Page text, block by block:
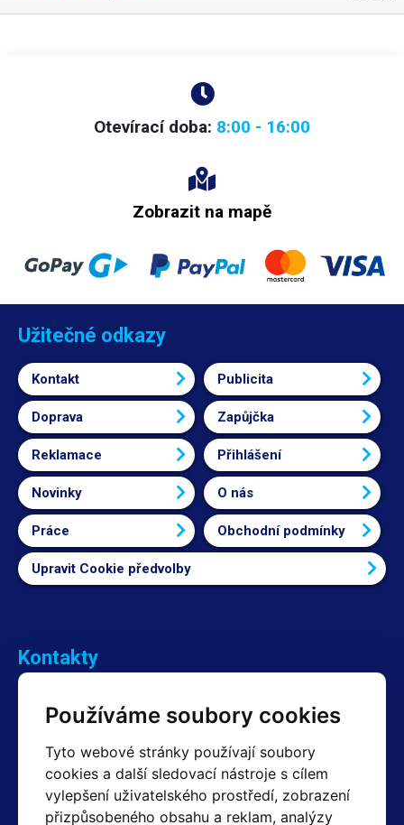
Používáme soubory cookies
Tyto webové stránky používají soubory
cookies a další sledovací nástroje s cílem
vylepšení uživatelského prostředí, zobrazení
přizpůsobeného obsahu a reklam, analýzy
Otevírací doba: 8:00 - 16:00
Zobrazit na mapě
Užitečné odkazy
Kontakt Publicita
Doprava Zapůjčka
Reklamace Přihlášení
Novinky O nás
Práce Obchodní podmínky
Upravit Cookie předvolby
Kontakty
+420 603 357 606 +420 605 234 204
Fakturační a expediční oddělení
+420 605 259 759 (Po–Pá: 7:30 – 15:00)
Technické oddělení